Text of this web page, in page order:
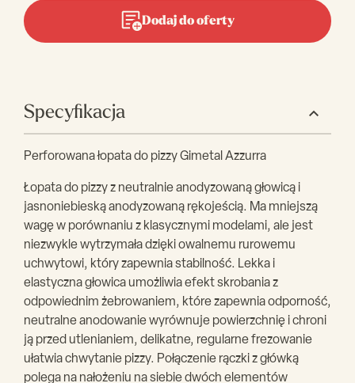
Dodaj do oferty
Specyfikacja
Perforowana łopata do pizzy Gimetal Azzurra
Łopata do pizzy z neutralnie anodyzowaną głowicą i
jasnoniebieską anodyzowaną rękojeścią. Ma mniejszą
wagę w porównaniu z klasycznymi modelami, ale jest
niezwykle wytrzymała dzięki owalnemu rurowemu
uchwytowi, który zapewnia stabilność. Lekka i
elastyczna głowica umożliwia efekt skrobania z
odpowiednim żebrowaniem, które zapewnia odporność,
neutralne anodowanie wyrównuje powierzchnię i chroni
ją przed utlenianiem, delikatne, regularne frezowanie
ułatwia chwytanie pizzy. Połączenie rączki z główką
polega na nałożeniu na siebie dwóch elementów